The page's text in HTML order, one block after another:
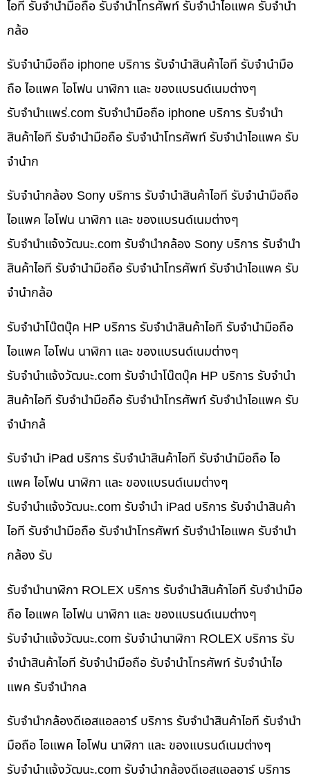
ไอที รับจำนำมือถือ รับจำนำโทรศัพท์ รับจำนำไอแพค รับจำนำ
กล้อ
รับจำนำมือถือ iphone บริการ รับจำนำสินค้าไอที รับจำนำมือ
ถือ ไอแพค ไอโฟน นาฬิกา และ ของแบรนด์เนมต่างๆ
รับจํานําแพร่.com รับจำนำมือถือ iphone บริการ รับจำนำ
สินค้าไอที รับจำนำมือถือ รับจำนำโทรศัพท์ รับจำนำไอแพค รับ
จำนำก
รับจำนำกล้อง Sony บริการ รับจำนำสินค้าไอที รับจำนำมือถือ
ไอแพค ไอโฟน นาฬิกา และ ของแบรนด์เนมต่างๆ
รับจํานําแจ้งวัฒนะ.com รับจำนำกล้อง Sony บริการ รับจำนำ
สินค้าไอที รับจำนำมือถือ รับจำนำโทรศัพท์ รับจำนำไอแพค รับ
จำนำกล้อ
รับจำนำโน๊ตบุ๊ค HP บริการ รับจำนำสินค้าไอที รับจำนำมือถือ
ไอแพค ไอโฟน นาฬิกา และ ของแบรนด์เนมต่างๆ
รับจํานําแจ้งวัฒนะ.com รับจำนำโน๊ตบุ๊ค HP บริการ รับจำนำ
สินค้าไอที รับจำนำมือถือ รับจำนำโทรศัพท์ รับจำนำไอแพค รับ
จำนำกล้
รับจำนำ iPad บริการ รับจำนำสินค้าไอที รับจำนำมือถือ ไอ
แพค ไอโฟน นาฬิกา และ ของแบรนด์เนมต่างๆ
รับจํานําแจ้งวัฒนะ.com รับจำนำ iPad บริการ รับจำนำสินค้า
ไอที รับจำนำมือถือ รับจำนำโทรศัพท์ รับจำนำไอแพค รับจำนำ
กล้อง รับ
รับจำนำนาฬิกา ROLEX บริการ รับจำนำสินค้าไอที รับจำนำมือ
ถือ ไอแพค ไอโฟน นาฬิกา และ ของแบรนด์เนมต่างๆ
รับจํานําแจ้งวัฒนะ.com รับจำนำนาฬิกา ROLEX บริการ รับ
จำนำสินค้าไอที รับจำนำมือถือ รับจำนำโทรศัพท์ รับจำนำไอ
แพค รับจำนำกล
รับจำนำกล้องดีเอสแอลอาร์ บริการ รับจำนำสินค้าไอที รับจำนำ
มือถือ ไอแพค ไอโฟน นาฬิกา และ ของแบรนด์เนมต่างๆ
รับจํานําแจ้งวัฒนะ.com รับจำนำกล้องดีเอสแอลอาร์ บริการ